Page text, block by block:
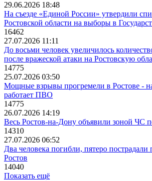
29.06.2026 18:48
На съезде «Единой России» утвердили
Ростовской области на выборы в
16462
27.07.2026 11:11
До восьми человек увеличилось
после вражеской атаки на Ростовскую
14775
25.07.2026 03:50
Мощные взрывы прогремели в Ростове -
работает ПВО
14775
26.07.2026 14:19
Весь Ростов-на-Дону объявили зоной ЧС
14310
27.07.2026 06:52
Два человека погибли, пятеро
Ростов
14040
Показать ещё